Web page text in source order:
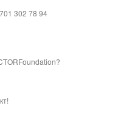
302 78 94